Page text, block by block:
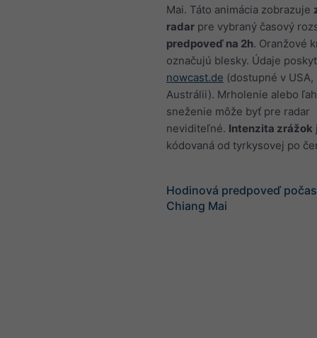
Mai. Táto animácia zobrazuje
radar pre vybraný časový
predpoveď na 2h. Oranžové
označujú blesky. Údaje
nowcast.de (dostupné v USA,
Austrálii). Mrholenie alebo
sneženie môže byť pre radar
neviditeľné. Intenzita zrážok
kódovaná od tyrkysovej po
Hodinová predpoveď
Chiang Mai